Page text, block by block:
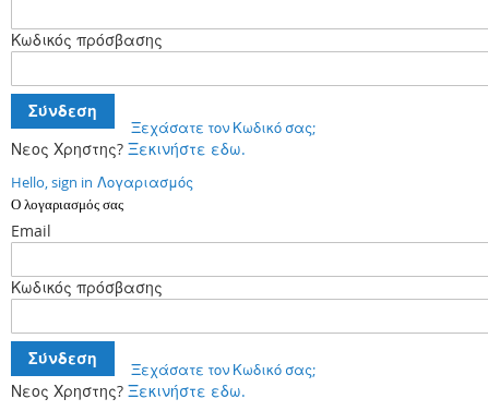
Κωδικός πρόσβασης
Σύνδεση
Ξεχάσατε τον Κωδικό σας;
Νεος Χρηστης? Ξεκινήστε εδω.
Hello, sign in Λογαριασμός
Ο λογαριασμός σας
Email
Κωδικός πρόσβασης
Σύνδεση
Ξεχάσατε τον Κωδικό σας;
Νεος Χρηστης? Ξεκινήστε εδω.